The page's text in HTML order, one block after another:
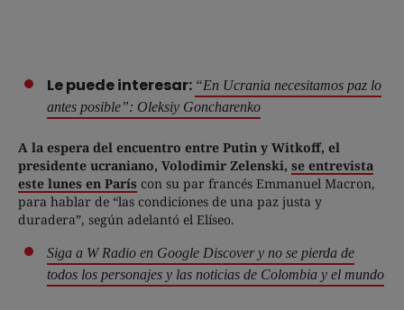
Le puede interesar: “En Ucrania necesitamos paz lo
antes posible”: Oleksiy Goncharenko
A la espera del encuentro entre Putin y Witkoff, el
presidente ucraniano, Volodimir Zelenski, se entrevista
este lunes en París con su par francés Emmanuel Macron,
para hablar de “las condiciones de una paz justa y
duradera”, según adelantó el Elíseo.
Siga a W Radio en Google Discover y no se pierda de
todos los personajes y las noticias de Colombia y el mundo